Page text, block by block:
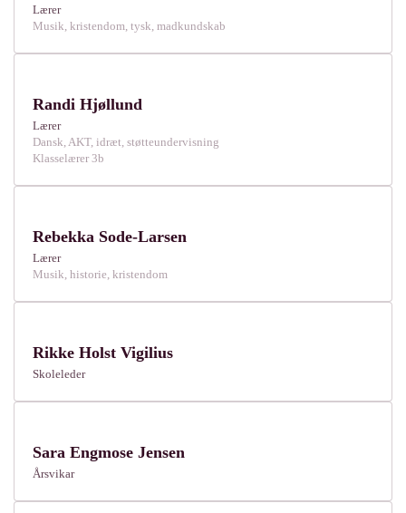
Lærer
Musik, kristendom, tysk, madkundskab
Randi Hjøllund
Lærer
Dansk, AKT, idræt, støtteundervisning
Klasselærer 3b
Rebekka Sode-Larsen
Lærer
Musik, historie, kristendom
Rikke Holst Vigilius
Skoleleder
Sara Engmose Jensen
Årsvikar